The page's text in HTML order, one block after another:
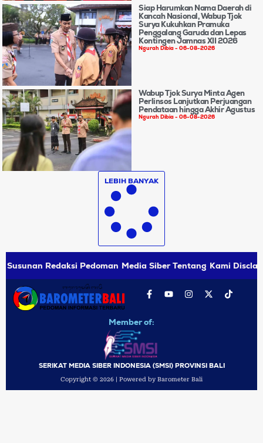
Siap Harumkan Nama Daerah di
Kancah Nasional, Wabup Tjok
Surya Kukuhkan Pramuka
Penggalang Garuda dan Lepas
Kontingen Jamnas XII 2026
Ngurah Dibia 06-08-2026
Wabup Tjok Surya Minta Agen
Perlinsos Lanjutkan Perjuangan
Pendataan hingga Akhir Agustus
Ngurah Dibia 06-08-2026
LEBIH BANYAK
Susunan Redaksi Pedoman Media Siber Tentang Kami
Member of:
SERIKAT MEDIA SIBER INDONESIA (SMSI) PROVINSI BALI
Copyright © 2026 | Powered by Barometer Bali